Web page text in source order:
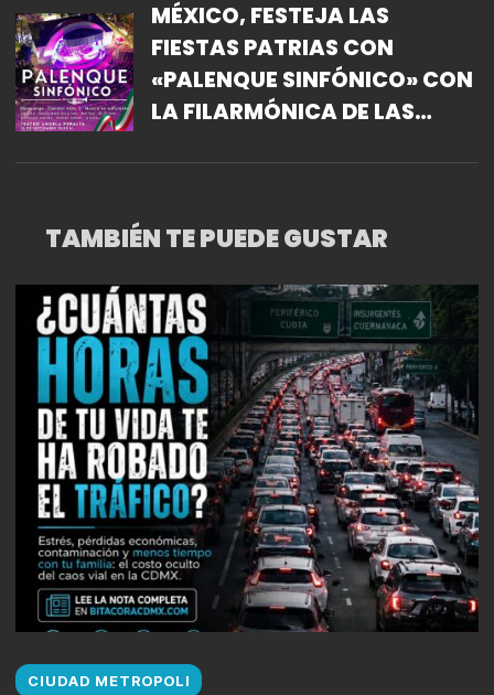
MÉXICO, FESTEJA LAS
FIESTAS PATRIAS CON
«PALENQUE SINFÓNICO» CON
LA FILARMÓNICA DE LAS
TAMBIÉN TE PUEDE GUSTAR
CIUDAD METROPOLI